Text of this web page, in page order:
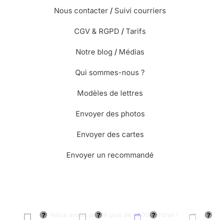
Le 23/01/2016 : J'aime beaucoup cette
rappelle des souvenirs en classe de seconde, sa
destinataire est elle- même peintre. je trouve
deuil ne s'exprime pas forcément en noir et
artiste peintre amateur
Nous contacter / Suivi courriers
CGV & RGPD / Tarifs
Notre blog / Médias
Qui sommes-nous ?
Modèles de lettres
Envoyer des photos
Envoyer des cartes
Envoyer un recommandé
🌳 Nous avons planté plus de 13.000 arbres !